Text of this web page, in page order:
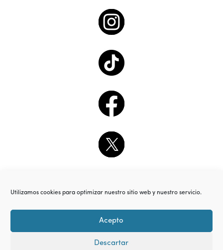
Utilizamos cookies para optimizar nuestro sitio web y nuestro servicio.
Acepto
Descartar